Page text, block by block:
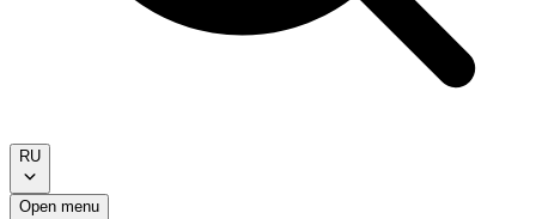
RU
Open menu